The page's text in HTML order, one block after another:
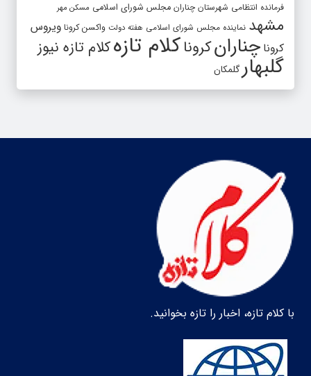
فرمانده انتظامی شهرستان چناران مجلس شورای اسلامی مسکن مهر
مشهد نماینده مجلس شورای اسلامی هفته دولت واکسن کرونا ویروس
کرونا چنارانکروناکلام تازهکلام تازه نیوز
گلبهارگلمکان
با کلام تازه، اخبار را تازه بخوانید.